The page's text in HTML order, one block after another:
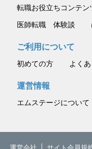
転職お役立ちコンテン
医師転職 体験談
ご利用について
初めての方 よく
運営情報
エムステージについて
運営会社 サイト会員規